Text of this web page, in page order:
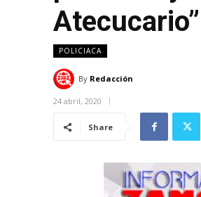
Atecucario”
POLICIACA
By Redacción
24 abril, 2020
Share